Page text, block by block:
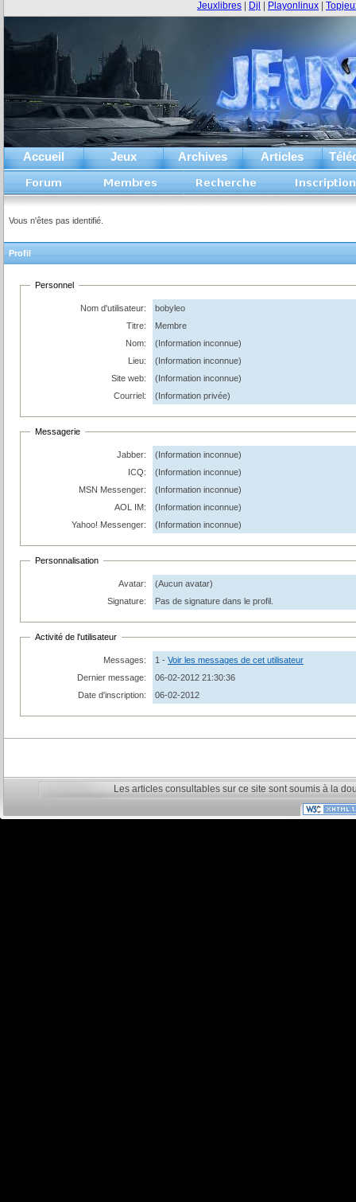
Accueil Jeux Archives Articles
Jeuxlibres Djl Playonlinux
Vous n'êtes pas identifié.
Profil
Personnel
Nom d'utilisateur:
bobyleo
Titre:
Membre
Nom:
(Information inconnue)
Lieu:
(Information inconnue)
Site web:
(Information inconnue)
Courriel:
(Information privée)
Messagerie
Jabber:
(Information inconnue)
ICQ:
(Information inconnue)
MSN Messenger:
(Information inconnue)
AOL IM:
(Information inconnue)
Yahoo! Messenger:
(Information inconnue)
Personnalisation
Avatar:
(Aucun avatar)
Signature:
Pas de signature dans le profil.
Activité de l'utilisateur
Messages: 1 - Voir les messages de cet utilisateur
Dernier message:
06-02-2012 21:30:36
Date d'inscription:
06-02-2012
Les articles consultables sur ce site sont soumis à la